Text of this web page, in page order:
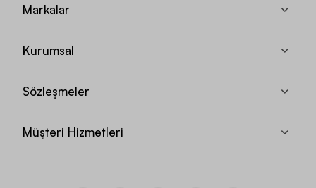
Markalar
Kurumsal
Sözleşmeler
Müşteri Hizmetleri